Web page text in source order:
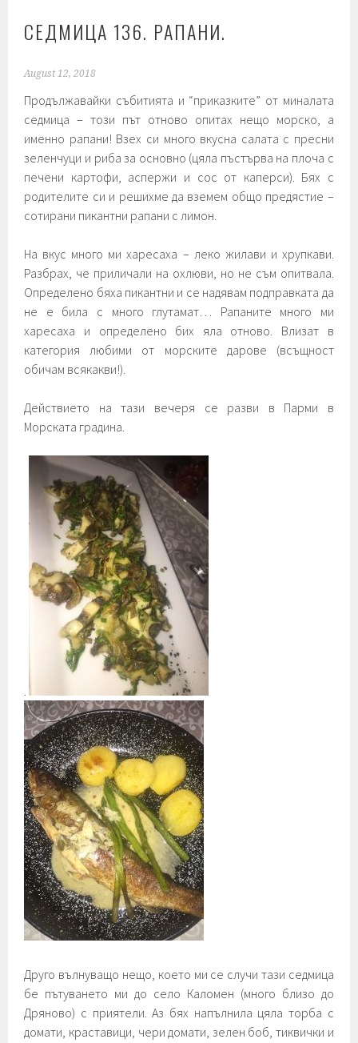
СЕДМИЦА 136. РАПАНИ.
August 12, 2018
Продължавайки събитията и “приказките” от миналата
седмица – този път отново опитах нещо морско, а
именно рапани! Взех си много вкусна салата с пресни
зеленчуци и риба за основно (цяла пъстърва на плоча с
печени картофи, аспержи и сос от каперси). Бях с
родителите си и решихме да вземем общо предястие –
сотирани пикантни рапани с лимон.
На вкус много ми харесаха – леко жилави и хрупкави.
Разбрах, че приличали на охлюви, но не съм опитвала.
Определено бяха пикантни и се надявам подправката да
не е била с много глутамат… Рапаните много ми
харесаха и определено бих яла отново. Влизат в
категория любими от морските дарове (всъщност
обичам всякакви!).
Действието на тази вечеря се разви в Парми в
Морската градина.
.
Друго вълнуващо нещо, което ми се случи тази седмица
бе пътуването ми до село Каломен (много близо до
Дряново) с приятели. Аз бях напълнила цяла торба с
домати, краставици, чери домати, зелен боб, тиквички и